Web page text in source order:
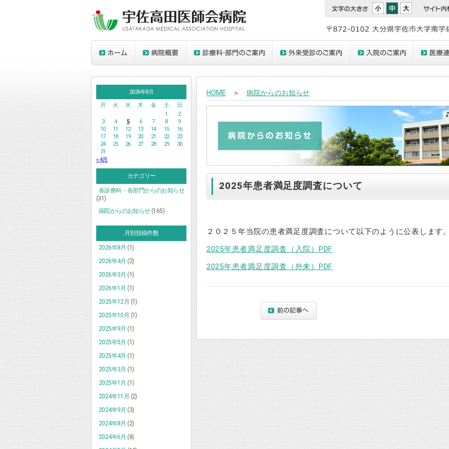
2026年8月
月
火 水 木 金 土
日
1
2
3
4 5 6 7 8
9
10
11 12 13 14 15
16
17
18 19 20 21 22
23
24
25 26 27 28 29
30
31
« 4月
カテゴリー
各診療科・各部門からのお知らせ
(31)
病院からのお知らせ(165)
月別投稿件数
2026年8月 (1)
2026年4月 (2)
2026年3月 (1)
2026年1月 (1)
2025年12月 (1)
2025年10月 (1)
2025年9月 (1)
2025年5月 (1)
2025年4月 (1)
2025年3月 (1)
2025年1月 (1)
2024年11月 (2)
2024年9月 (3)
2024年8月 (2)
2024年6月 (8)
HOME ＞ 病院からのお知らせ
2025年患者満足度調査について
２０２５年当院の患者満足度調査について以下のように公表します
2025年患者満足度調査（入院）PDF
2025年患者満足度調査（外来）PDF